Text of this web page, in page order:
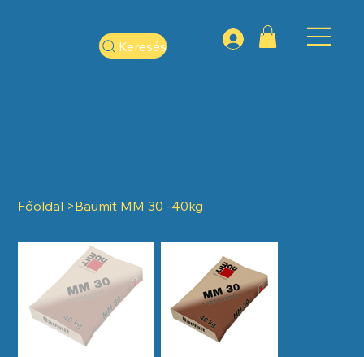
Keresés
Főoldal >Baumit MM 30 -40kg